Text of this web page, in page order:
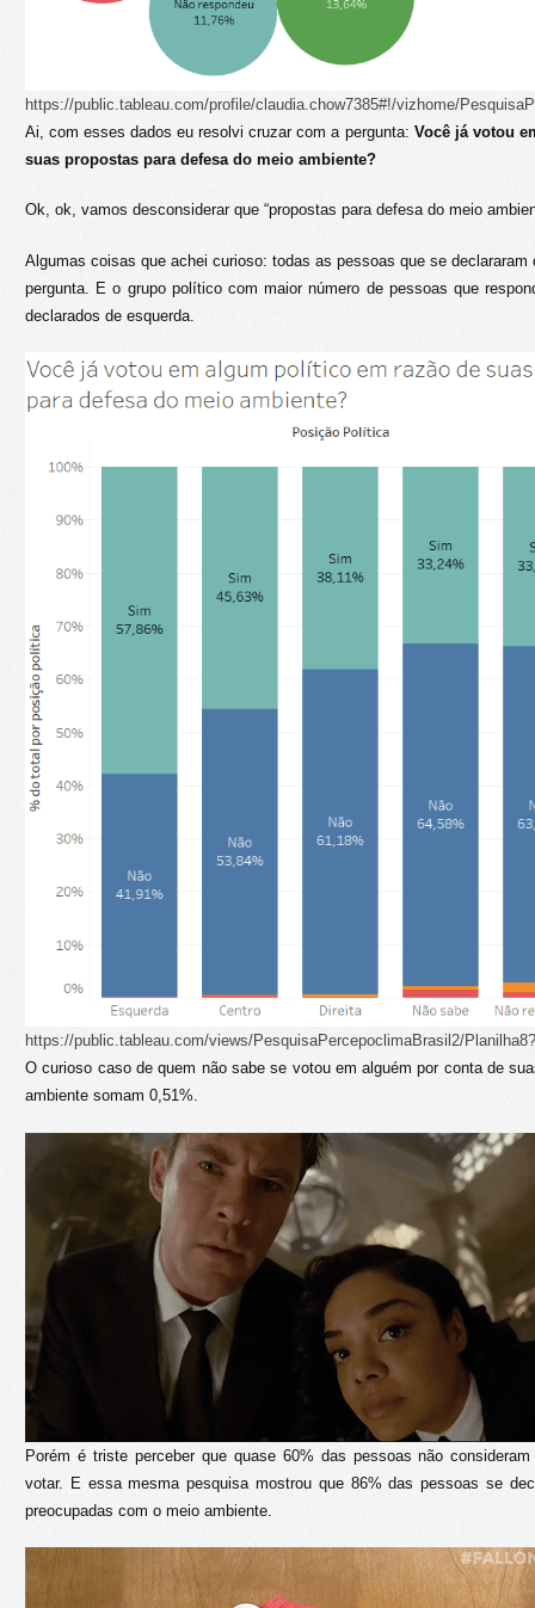
https://public.tableau.com/profile/claudia.chow7385#!/vizhome/
Ai, com esses dados eu resolvi cruzar com a pergunta: Você já votou
suas propostas para defesa do meio ambiente?
Ok, ok, vamos desconsiderar que “propostas para defesa do meio
Algumas coisas que achei curioso: todas as pessoas que se declararam
pergunta. E o grupo político com maior número de pessoas que
declarados de esquerda.
https://public.tableau.com/views/PesquisaPercepoclimaBrasil2/
O curioso caso de quem não sabe se votou em alguém por conta de
ambiente somam 0,51%.
Porém é triste perceber que quase 60% das pessoas não
votar. E essa mesma pesquisa mostrou que 86% das pessoas se
preocupadas com o meio ambiente.